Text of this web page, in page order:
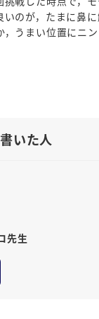
いのが，たまに鼻
，うまい位置にニ
いた人
先生